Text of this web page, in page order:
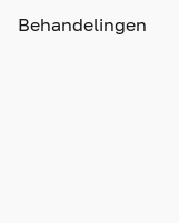
Behandelingen